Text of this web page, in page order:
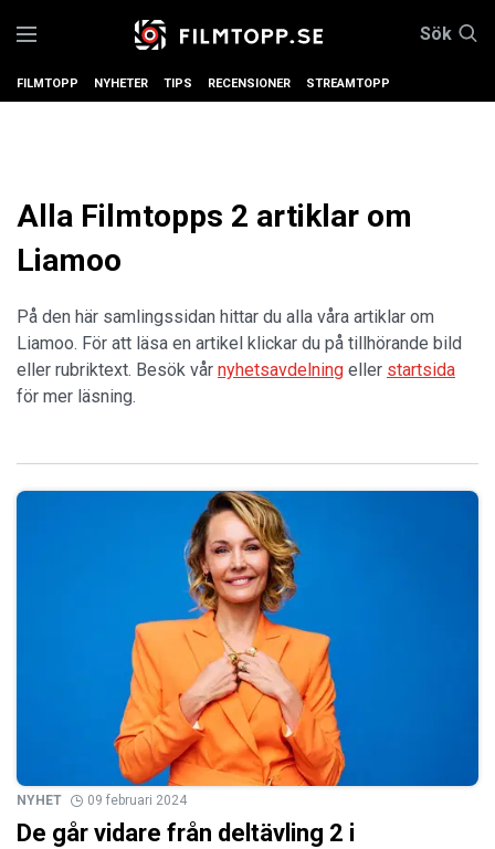
Sök
FILMTOPP NYHETER TIPS RECENSIONER STREAMTOPP
Alla Filmtopps 2 artiklar om
Liamoo
På den här samlingssidan hittar du alla våra artiklar om
Liamoo. För att läsa en artikel klickar du på tillhörande bild
eller rubriktext. Besök vår nyhetsavdelning eller startsida
för mer läsning.
NYHET 09 februari 2024
De går vidare från deltävling 2 i